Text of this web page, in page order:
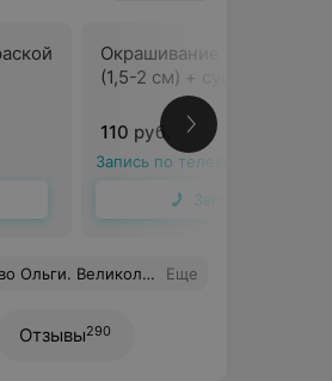
Окрашивание корней estel
(1,5-2 см) + сушка па форме
110 руб.
Запись по телефону
Записаться
к моему сложном окрашивание незаметен Еще
Отзывы290